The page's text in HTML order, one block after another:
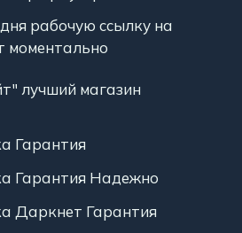
рабочую ссылку на
моментально
лучший магазин
Гарантия
Гарантия Надежно
Даркнет Гарантия